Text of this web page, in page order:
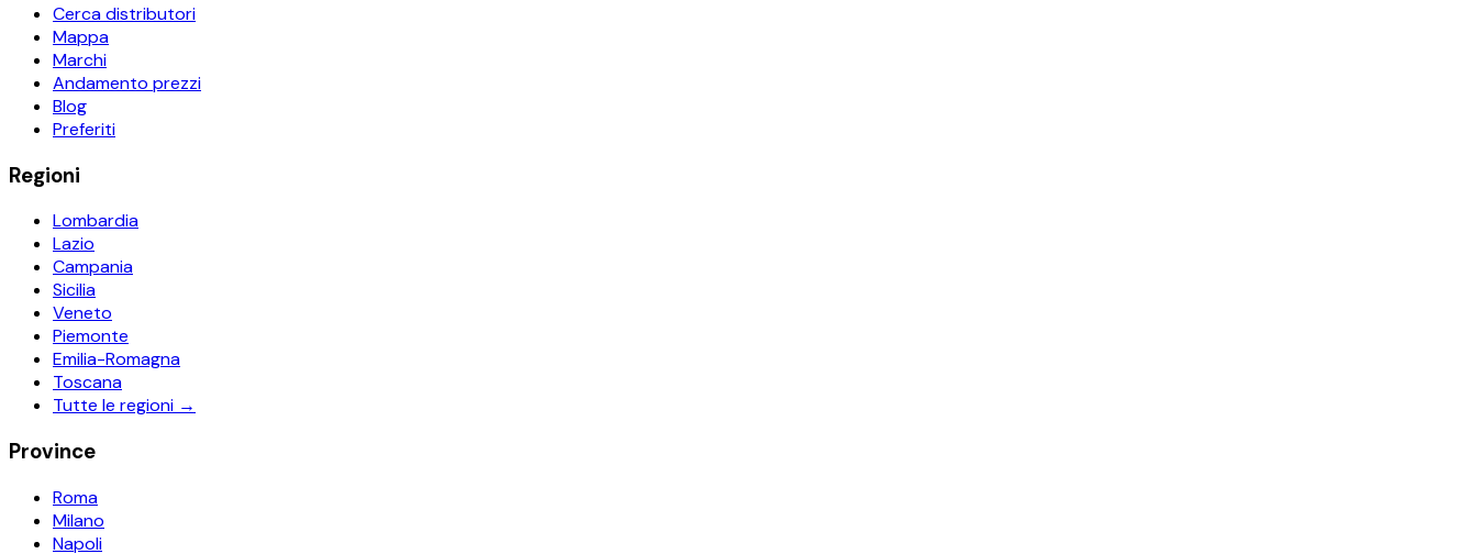
Cerca distributori
Mappa
Marchi
Andamento prezzi
Blog
Preferiti
Regioni
Lombardia
Lazio
Campania
Sicilia
Veneto
Piemonte
Emilia-Romagna
Toscana
Tutte le regioni →
Province
Roma
Milano
Napoli